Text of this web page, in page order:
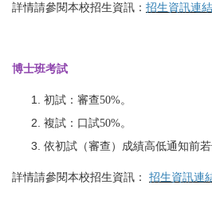
詳情請參閱本校招生資訊： 招生資訊連
博士班考試
初試：審查50%。
複試：口試50%。
依初試（審查）成績高低通知前若
詳情請參閱本校招生資訊： 招生資訊連